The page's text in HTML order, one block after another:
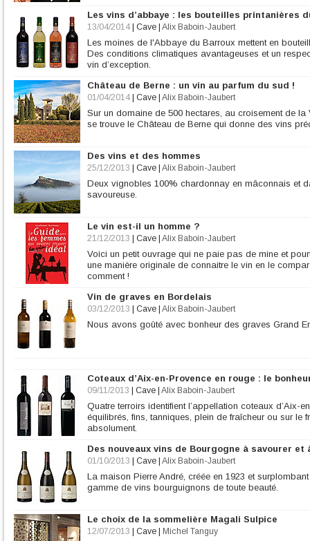
Les vins d’abbaye : les bouteilles printanières
13/04/2014 Cave Alix Baboin-Jaubert
Les moines de l'Abbaye du Barroux mettent en
Des conditions climatiques avantageuses et un
vin d’exception.
Château de Berne : un vin au parfum du sud !
01/04/2014 Cave Alix Baboin-Jaubert
Sur un domaine de 500 hectares, au croisement de la
se trouve le Château de Berne qui donne des vins
Des vins et des hommes
25/12/2013 Cave Alix Baboin-Jaubert
Deux vignobles 100% chardonnay en mâconnais et
savoureuse.
Le vin est-il un homme ?
21/12/2013 Cave Alix Baboin-Jaubert
Voici un petit ouvrage qui ne paie pas de mine et
une manière originale de connaitre le vin en le
comment !
Vin de graves en Bordelais
03/12/2013 Cave Alix Baboin-Jaubert
Nous avons goûté avec bonheur des graves Grand
Coteaux d’Aix-en-Provence en rouge : le
09/11/2013 Cave Alix Baboin-Jaubert
Quatre terroirs identifient l’appellation coteaux d’Aix-
équilibrés, fins, tanniques, plein de fraîcheur ou sur
absolument.
Des nouveaux vins de Bourgogne à savourer et
01/10/2013 Cave Alix Baboin-Jaubert
La maison Pierre André, créée en 1923 et
gamme de vins bourguignons de toute beauté.
Le choix de la sommelière Magali Sulpice
12/07/2013 Cave Michel Tanguy